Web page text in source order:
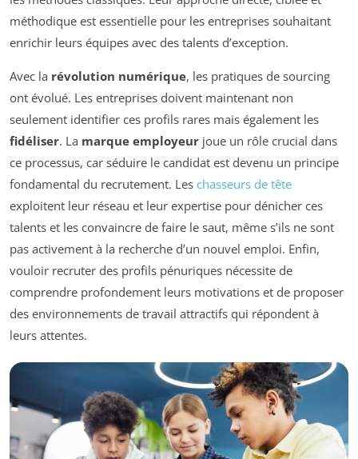
méthodique est essentielle pour les entreprises souhaitant
enrichir leurs équipes avec des talents d’exception.
Avec la révolution numérique, les pratiques de sourcing
ont évolué. Les entreprises doivent maintenant non
seulement identifier ces profils rares mais également les
fidéliser. La marque employeur joue un rôle crucial dans
ce processus, car séduire le candidat est devenu un principe
fondamental du recrutement. Les chasseurs de tête
exploitent leur réseau et leur expertise pour dénicher ces
talents et les convaincre de faire le saut, même s’ils ne sont
pas activement à la recherche d’un nouvel emploi. Enfin,
vouloir recruter des profils pénuriques nécessite de
comprendre profondement leurs motivations et de proposer
des environnements de travail attractifs qui répondent à
leurs attentes.